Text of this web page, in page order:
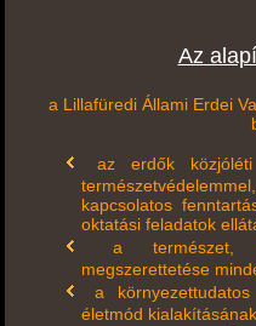
Az
a Lillafüredi Állami Erdei
az erdők
kapcsolatos
oktatási feladatok
a természet,
megszerettetése
a
életmód